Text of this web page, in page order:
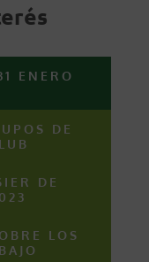
ENERO
DE
DE
LOS